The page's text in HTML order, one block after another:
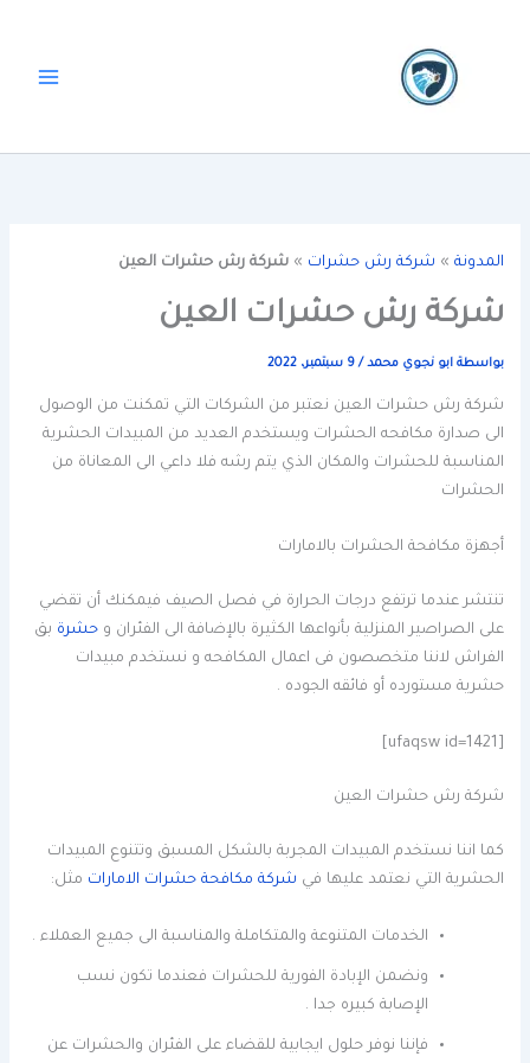
المدونة » شركة رش حشرات »شركة رش حشرات العين
شركة رش حشرات العين
بواسطة ابو نجوي محمد/9 سبتمبر، 2022
شركة رش حشرات العين نعتبر من الشركات التي تمكنت من الوصول
الى صدارة مكافحه الحشرات ويستخدم العديد من المبيدات الحشرية
المناسبة للحشرات والمكان الذي يتم رشه فلا داعي الى المعاناة من
الحشرات
أجهزة مكافحة الحشرات بالامارات
تنتشر عندما ترتفع درجات الحرارة في فصل الصيف فيمكنك أن تقضي
على الصراصير المنزلية بأنواعها الكثيرة بالإضافة الى الفئران وحشرة بق
الفراش لاننا متخصصون فى اعمال المكافحه و نستخدم مبيدات
حشرية مستورده أو فائقه الجوده .
شركة رش حشرات العين
كما اننا نستخدم المبيدات المجربة بالشكل المسبق وتتنوع المبيدات
الحشرية التي نعتمد عليها في شركة مكافحة حشرات الامارات مثل:
الخدمات المتنوعة والمتكاملة والمناسبة الى جميع العملاء .
ونضمن الإبادة الفورية للحشرات فعندما تكون نسب
الإصابة كبيره جدا .
فإننا نوفر حلول ايجابية للقضاء على الفئران والحشرات عن